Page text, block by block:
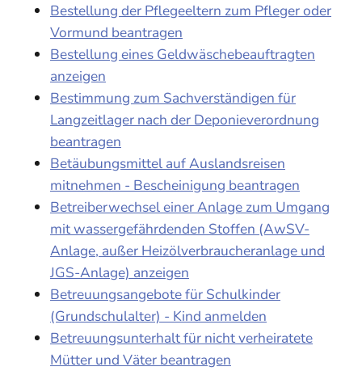
Bestellung der Pflegeeltern zum Pfleger oder
Vormund beantragen
Bestellung eines Geldwäschebeauftragten
anzeigen
Bestimmung zum Sachverständigen für
Langzeitlager nach der Deponieverordnung
beantragen
Betäubungsmittel auf Auslandsreisen
mitnehmen - Bescheinigung beantragen
Betreiberwechsel einer Anlage zum Umgang
mit wassergefährdenden Stoffen (AwSV-
Anlage, außer Heizölverbraucheranlage und
JGS-Anlage) anzeigen
Betreuungsangebote für Schulkinder
(Grundschulalter) - Kind anmelden
Betreuungsunterhalt für nicht verheiratete
Mütter und Väter beantragen